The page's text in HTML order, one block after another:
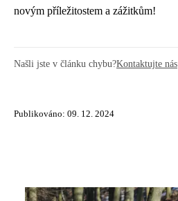
novým příležitostem a zážitkům!
Našli jste v článku chybu?Kontaktujte nás
Publikováno: 09. 12. 2024